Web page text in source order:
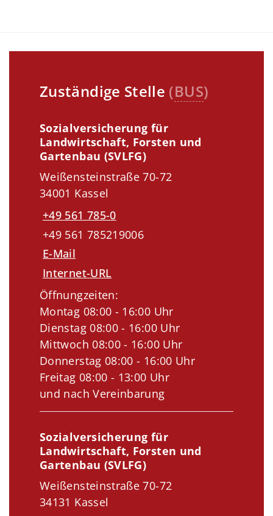
Zuständige Stelle (BUS)
Sozialversicherung für
Landwirtschaft, Forsten und
Gartenbau (SVLFG)
Weißensteinstraße 70-72
34001 Kassel
+49 561 785-0
+49 561 785219006
E-Mail
Internet-URL
Öffnungzeiten:
Montag 08:00 - 16:00 Uhr
Dienstag 08:00 - 16:00 Uhr
Mittwoch 08:00 - 16:00 Uhr
Donnerstag 08:00 - 16:00 Uhr
Freitag 08:00 - 13:00 Uhr
und nach Vereinbarung
Sozialversicherung für
Landwirtschaft, Forsten und
Gartenbau (SVLFG)
Weißensteinstraße 70-72
34131 Kassel